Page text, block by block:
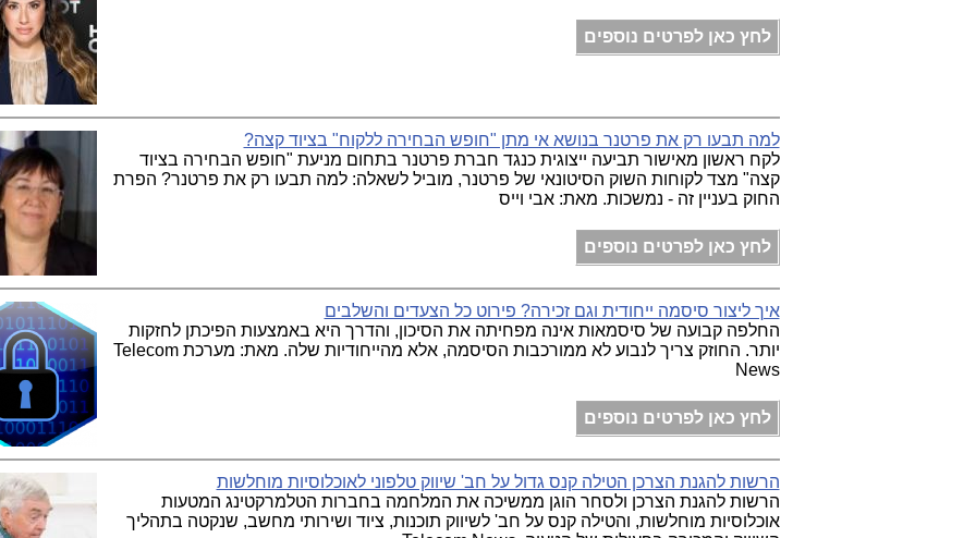
לחץ כאן לפרטים נוספים
למה תבעו רק את פרטנר בנושא אי מתן "חופש הבחירה ללקוח" בציוד קצה?
לקח ראשון מאישור תביעה ייצוגית כנגד חברת פרטנר בתחום מניעת "חופש הבחירה בציוד
קצה" מצד לקוחות השוק הסיטונאי של פרטנר, מוביל לשאלה: למה תבעו רק את פרטנר? הפרת
החוק בעניין זה - נמשכות. מאת: אבי וייס
לחץ כאן לפרטים נוספים
איך ליצור סיסמה ייחודית וגם זכירה? פירוט כל הצעדים והשלבים
החלפה קבועה של סיסמאות אינה מפחיתה את הסיכון, והדרך היא באמצעות הפיכתן לחזקות
יותר. החוזק צריך לנבוע לא ממורכבות הסיסמה, אלא מהייחודיות שלה. מאת: מערכת Telecom
News
לחץ כאן לפרטים נוספים
הרשות להגנת הצרכן הטילה קנס גדול על חב' שיווק טלפוני לאוכלוסיות מוחלשות
הרשות להגנת הצרכן ולסחר הוגן ממשיכה את המלחמה בחברות הטלמרקטינג המטעות
אוכלוסיות מוחלשות, והטילה קנס על חב' לשיווק תוכנות, ציוד ושירותי מחשב, שנקטה בתהליך